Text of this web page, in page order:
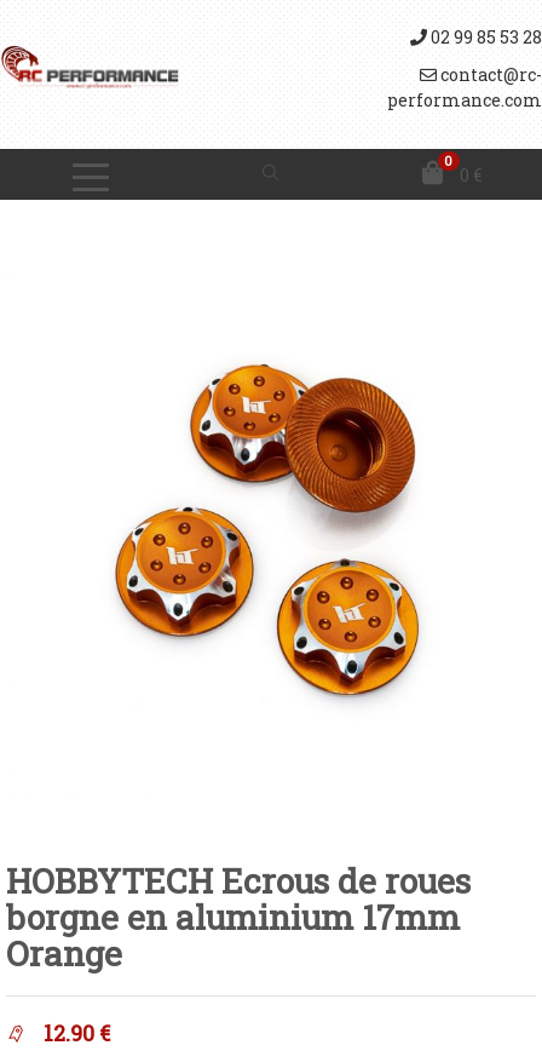
02 99 85 53 28
contact@rc-
performance.com
0
0 €
HOBBYTECH Ecrous de roues
borgne en aluminium 17mm
Orange
12.90 €